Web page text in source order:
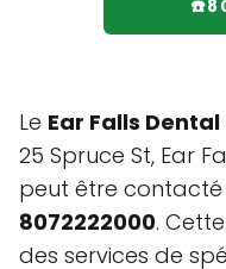
Le Ear Falls
25 Spruce St, Ear
peut être
8072222000.
des services de